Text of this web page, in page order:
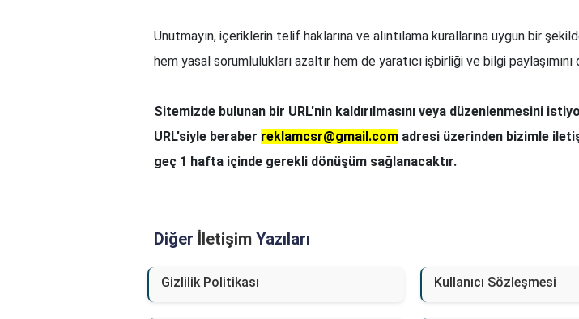
Unutmayın, içeriklerin telif haklarına ve alıntılama kurallarına uygun bir
hem yasal sorumlulukları azaltır hem de yaratıcı işbirliği ve bilgi
Sitemizde bulunan bir URL'nin kaldırılmasını veya düzenlenmesini
URL'siyle beraber reklamcsr@gmail.com adresi üzerinden bizimle
geç 1 hafta içinde gerekli dönüşüm sağlanacaktır.
Diğer İletişim Yazıları
Gizlilik Politikası Kullanıcı Sözleşmesi